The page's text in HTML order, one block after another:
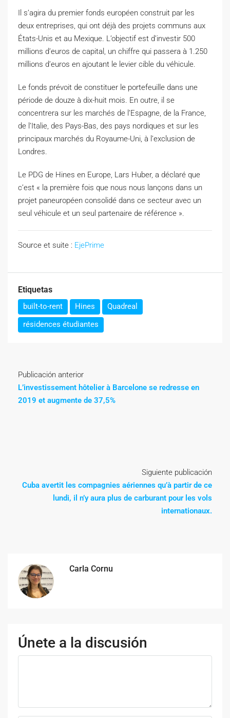
Il s’agira du premier fonds européen construit par les
deux entreprises, qui ont déjà des projets communs aux
États-Unis et au Mexique. L’objectif est d’investir 500
millions d’euros de capital, un chiffre qui passera à 1.250
millions d’euros en ajoutant le levier cible du véhicule.
Le fonds prévoit de constituer le portefeuille dans une
période de douze à dix-huit mois. En outre, il se
concentrera sur les marchés de l’Espagne, de la France,
de l’Italie, des Pays-Bas, des pays nordiques et sur les
principaux marchés du Royaume-Uni, à l’exclusion de
Londres.
Le PDG de Hines en Europe, Lars Huber, a déclaré que
c’est « la première fois que nous nous lançons dans un
projet paneuropéen consolidé dans ce secteur avec un
seul véhicule et un seul partenaire de référence ».
Source et suite : EjePrime
Etiquetas
built-to-rent Hines
Quadreal
résidences étudiantes
Publicación anterior
L’investissement hôtelier à Barcelone se redresse en
2019 et augmente de 37,5%
Siguiente publicación
Cuba avertit les compagnies aériennes qu’à partir de ce
lundi, il n’y aura plus de carburant pour les vols
internationaux.
Carla Cornu
Únete a la discusión